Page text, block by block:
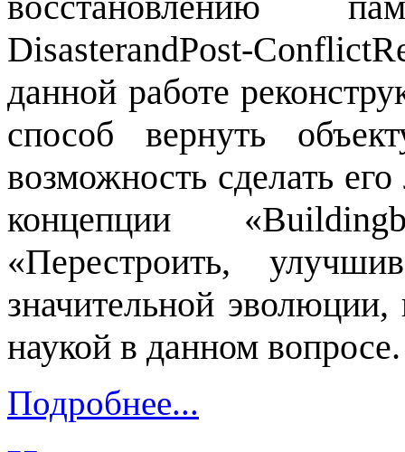
DisasterandPost-
данной работе
способ вернуть
возможность сделать
концепции
«Перестроить,
значительной
наукой в данном вопросе.
Подробнее...